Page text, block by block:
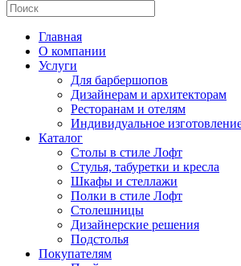
Главная
О компании
Услуги
Для барбершопов
Дизайнерам и архитекторам
Ресторанам и отелям
Индивидуальное
Каталог
Столы в стиле Лофт
Стулья, табуретки и кресла
Шкафы и стеллажи
Полки в стиле Лофт
Столешницы
Дизайнерские решения
Подстолья
Покупателям